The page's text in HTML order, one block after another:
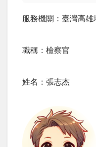
服務機關：臺灣高雄
職稱：檢察官
姓名：張志杰